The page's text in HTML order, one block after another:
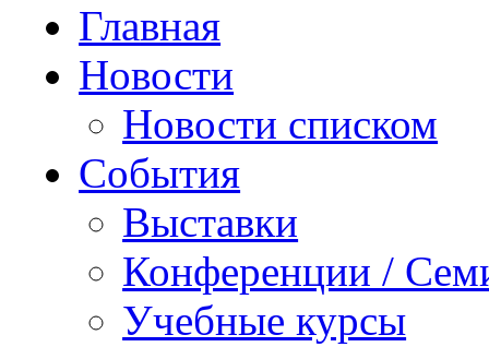
Главная
Новости
Новости списком
События
Выставки
Конференции /
Учебные курсы